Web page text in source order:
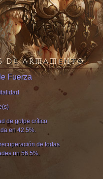
DE ARMAMENTO
Fuerza
de golpe crítico
en 42.5%.
de todas
un 56.5%.